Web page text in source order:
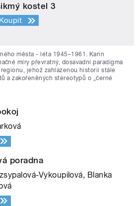
kostel 3
Koupit
města - léta 1945–1961. Karin
míry převratný, dosavadní paradigma
jehož zahlazenou historii stále
a zakořeněných stereotypů o „černé
poradna
Vykoupilová, Blanka